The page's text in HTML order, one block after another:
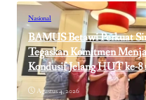
Nasional
BAMUS Betawi Perkuat
Tegaskan Komitmen
Kondusif Jelang HUT ke-
Agustus 4, 2026